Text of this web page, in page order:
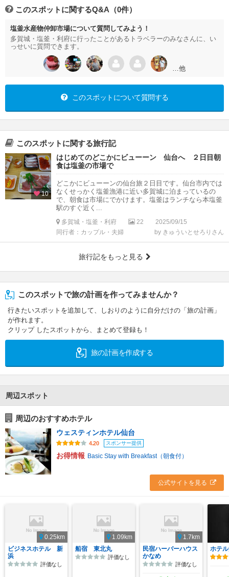
このスポットに関するQ&A（0件）
塩釜水産物仲卸市場について質問してみよう！
多賀城・塩釜・利府に行ったことがあるトラベラーのみなさんに、い
っせいに質問できます。
…他
このスポットについて質問する
このスポットに関する旅行記
10
はじめてのどこかにビューーン 仙台へ ２日目朝
食は塩釜の市場で
どこかにビューーンの仙台旅２日目です。仙台市内では
なくせっかく塩釜漁港に近い多賀城に泊まっているの
で、朝食は市場にでかけます。塩釜はランチなら本塩釜
駅のすぐ近く...
多賀城・塩釜・利府 22
2025/09/15
同行者：カップル・夫婦
by きゅういとせろりさん
旅行記をもっと見る
このスポットで旅の計画を作ってみませんか？
行きたいスポットを追加して、しおりのように自分だけの「旅の計画」
が作れます。
クリップ したスポットから、まとめて登録も！
旅の計画を作成する
周辺スポット
周辺のおすすめホテル
ウェスティンホテル仙台
4.20 スポンサー提供
お得情報 Basic Stay with Breakfast（朝食付）
公式サイトを見る
0.25km
ビジネスホテル 新
浜
評価なし
1.09km
船宿 東北丸
評価なし
1.7km
民宿ハーバーハウス
かなめ
評価なし
ホテ